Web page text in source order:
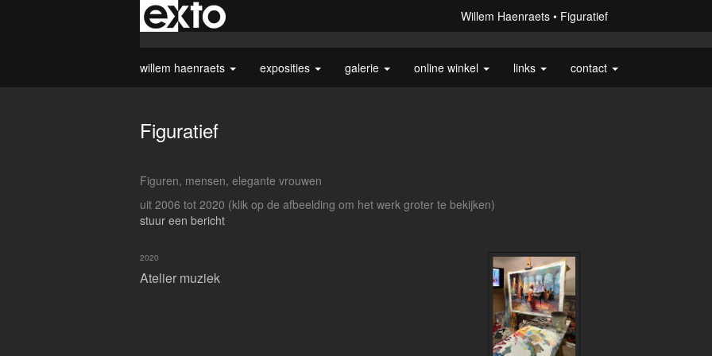
Willem Haenraets Figuratief
willem haenraets exposities galerie online winkel links contact
Figuratief
Figuren, mensen, elegante vrouwen
uit 2006 tot 2020 (klik op de afbeelding om het werk groter te bekijken)
stuur een bericht
Atelier muziek
2020